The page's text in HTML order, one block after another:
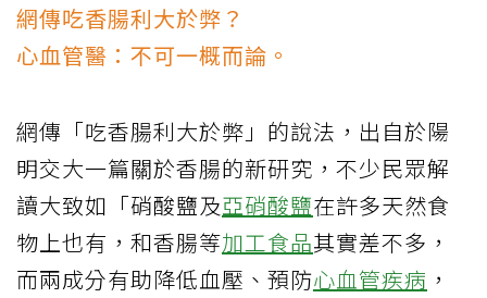
網傳吃香腸利大於弊？
心血管醫：不可一概而論。
網傳「吃香腸利大於弊」的說法，出自於陽
明交大一篇關於香腸的新研究，不少民眾解
讀大致如「硝酸鹽及亞硝酸鹽在許多天然食
物上也有，和香腸等加工食品其實差不多，
而兩成分有助降低血壓、預防心血管疾病 ，